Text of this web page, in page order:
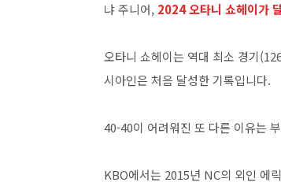
냐 주니어, 2024 오타니 쇼헤이가
오타니 쇼헤이는 역대 최소 경기
시아인은 처음 달성한 기록입니다.
40-40이 어려워진 또 다른 이유는
KBO에서는 2015년 NC의 외인 에